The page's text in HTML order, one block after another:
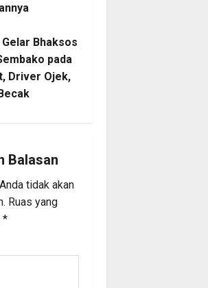
Bhaksos
pada
Driver Ojek,
Balasan
tidak akan
Ruas yang
*